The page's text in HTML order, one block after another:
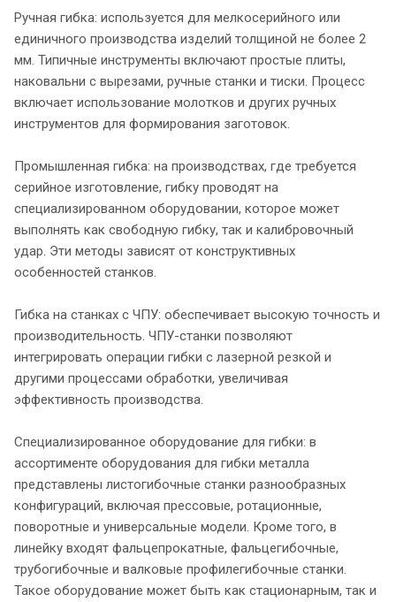
Ручная гибка: используется для мелкосерийного или
единичного производства изделий толщиной не более 2
мм. Типичные инструменты включают простые плиты,
наковальни с вырезами, ручные станки и тиски. Процесс
включает использование молотков и других ручных
инструментов для формирования заготовок.
Промышленная гибка: на производствах, где требуется
серийное изготовление, гибку проводят на
специализированном оборудовании, которое может
выполнять как свободную гибку, так и калибровочный
удар. Эти методы зависят от конструктивных
особенностей станков.
Гибка на станках с ЧПУ: обеспечивает высокую точность и
производительность. ЧПУ-станки позволяют
интегрировать операции гибки с лазерной резкой и
другими процессами обработки, увеличивая
эффективность производства.
Специализированное оборудование для гибки: в
ассортименте оборудования для гибки металла
представлены листогибочные станки разнообразных
конфигураций, включая прессовые, ротационные,
поворотные и универсальные модели. Кроме того, в
линейку входят фальцепрокатные, фальцегибочные,
трубогибочные и валковые профилегибочные станки.
Такое оборудование может быть как стационарным, так и